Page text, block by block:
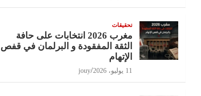
تحقيقات
مغرب 2026 انتخابات على حافة
الثقة المفقودة و البرلمان في قفص
الإتهام
11 يوليو، 2026 jouy